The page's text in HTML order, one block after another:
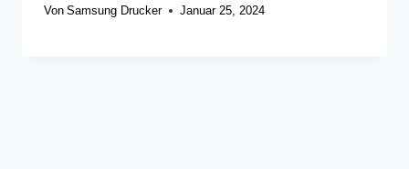
Von Samsung Drucker Januar 25, 2024